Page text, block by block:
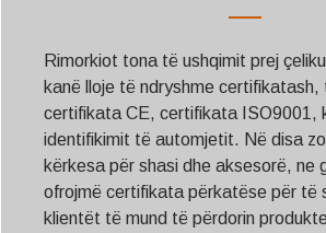
Rimorkiot tona të ushqimit prej
kanë lloje të ndryshme certifikatash,
certifikata CE, certifikata ISO9001,
identifikimit të automjetit. Në disa
kërkesa për shasi dhe aksesorë, ne
ofrojmë certifikata përkatëse për të
klientët të mund të përdorin